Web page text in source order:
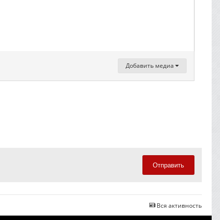
Добавить медиа
Отправить
Вся активность